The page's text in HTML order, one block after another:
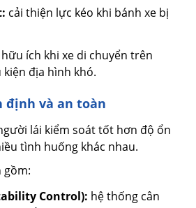
cải thiện lực kéo khi bánh xe bị
ích khi xe di chuyển trên
địa hình khó.
định và an toàn
lái kiểm soát tốt hơn độ ổn
tình huống khác nhau.
gồm:
Control): hệ thống cân